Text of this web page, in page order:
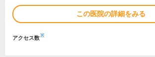
この医院の詳細をみる
アクセス数※